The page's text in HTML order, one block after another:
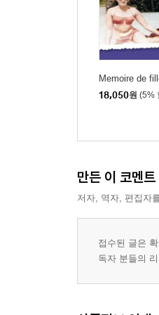
Memoire de
18,050원 (5%
만든 이 코멘트
저자, 역자, 편집자
접수된 글은
독자 분들의